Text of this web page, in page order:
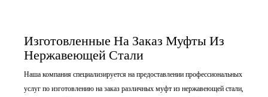
Изготовленные На Заказ Муфты Из
Нержавеющей Стали
Наша компания специализируется на предоставлении профессиональных
услуг по изготовлению на заказ различных муфт из нержавеющей стали,